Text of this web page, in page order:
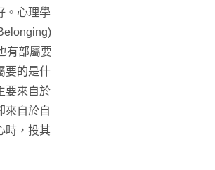
。心理學
有部屬要
要的是什
要來自於
來自於自
時，投其